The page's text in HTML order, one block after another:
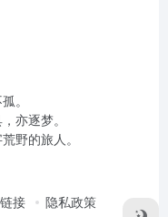
。
亦逐梦。
野的旅人。
接 隐私政策